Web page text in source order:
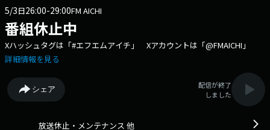
5/3日26:00-29:00FM AICHI
番組休止中
Xハッシュタグは「#エフエムアイチ」 Xアカウントは「@FMAICHI」
詳細情報を見る
シェア
配信が終了
しました
放送休止・メンテナンス 他